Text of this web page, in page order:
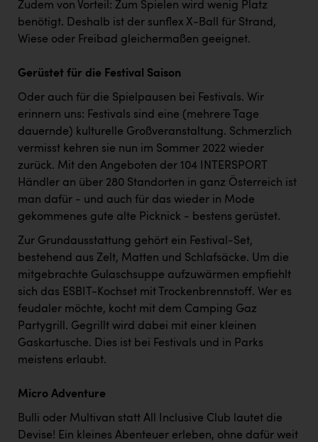
Zudem von Vorteil: Zum Spielen wird wenig Platz
benötigt. Deshalb ist der sunflex X-Ball für Strand,
Wiese oder Freibad gleichermaßen geeignet.
Gerüstet für die Festival Saison
Oder auch für die Spielpausen bei Festivals. Wir
erinnern uns: Festivals sind eine (mehrere Tage
dauernde) kulturelle Großveranstaltung. Schmerzlich
vermisst kehren sie nun im Sommer 2022 wieder
zurück. Mit den Angeboten der 104 INTERSPORT
Händler an über 280 Standorten in ganz Österreich ist
man dafür - und auch für das wieder in Mode
gekommenes gute alte Picknick - bestens gerüstet.
Zur Grundausstattung gehört ein Festival-Set,
bestehend aus Zelt, Matten und Schlafsäcke. Um die
mitgebrachte Gulaschsuppe aufzuwärmen empfiehlt
sich das ESBIT-Kochset mit Trockenbrennstoff. Wer es
feudaler möchte, kocht mit dem Camping Gaz
Partygrill. Gegrillt wird dabei mit einer kleinen
Gaskartusche. Dies ist bei Festivals und in Parks
meistens erlaubt.
Micro Adventure
Bulli oder Multivan statt All Inclusive Club lautet die
Devise! Ein kleines Abenteuer erleben, ohne dafür weit